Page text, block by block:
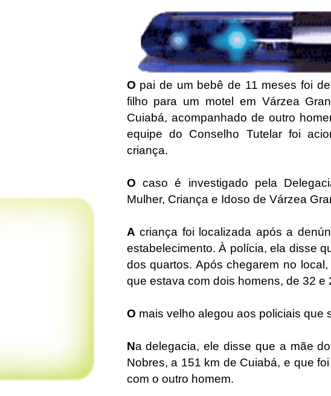
O pai de um bebê de 11 meses foi
filho para um motel em Várzea
Cuiabá, acompanhado de outro
equipe do Conselho Tutelar foi
criança.
O caso é investigado pela
Mulher, Criança e Idoso de Várzea
A criança foi localizada após a
estabelecimento. À polícia, ela disse
dos quartos. Após chegarem no
que estava com dois homens, de 32 e
O mais velho alegou aos policiais que
Na delegacia, ele disse que a mãe
Nobres, a 151 km de Cuiabá, e que
com o outro homem.